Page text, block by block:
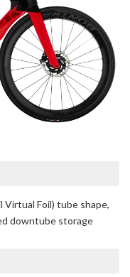
Virtual Foil) tube shape,
downtube storage